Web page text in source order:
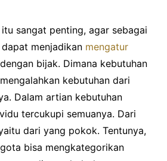
sangat penting, agar sebagai
menjadikan mengatur
dengan bijak. Dimana kebutuhan
kebutuhan dari
Dalam artian kebutuhan
tercukupi semuanya. Dari
dari yang pokok. Tentunya,
bisa mengkategorikan